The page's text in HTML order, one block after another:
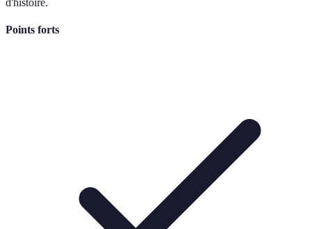
Points forts